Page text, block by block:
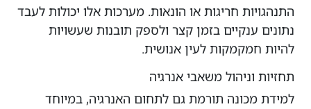
התנהגויות חריגות או הונאות. מערכות אלו יכולות לעבד
נתונים ענקיים בזמן קצר ולספק תובנות שעשויות
להיות חמקמקות לעין אנושית.
תחזיות וניהול משאבי אנרגיה
למידת מכונה תורמת גם לתחום האנרגיה, במיוחד